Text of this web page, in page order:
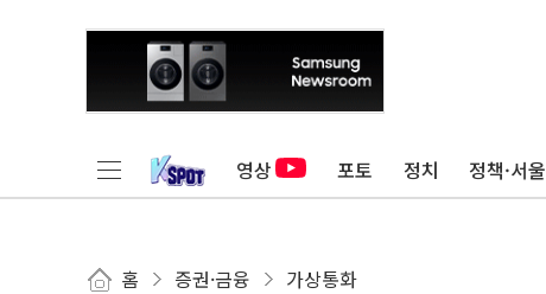
영상 포토 정치 정책·서울
홈 증권·금융 가상통화